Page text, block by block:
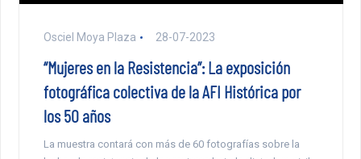
Osciel Moya Plaza 28-07-2023
“Mujeres en la Resistencia”: La exposición
fotográfica colectiva de la AFI Histórica por
los 50 años
La muestra contará con más de 60 fotografías sobre la